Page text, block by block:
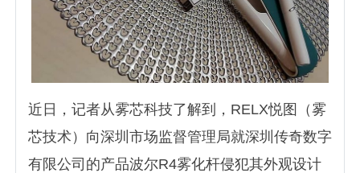
近日，记者从雾芯科技了解到，RELX悦图（雾
芯技术）向深圳市场监督管理局就深圳传奇数字
有限公司的产品波尔R4雾化杆侵犯其外观设计